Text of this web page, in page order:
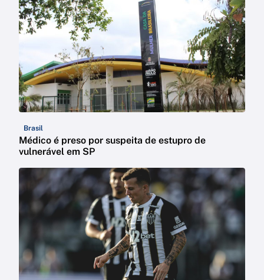
Brasil
Médico é preso por suspeita de estupro de
vulnerável em SP